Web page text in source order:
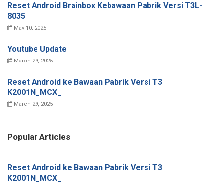
Reset Android Brainbox Kebawaan Pabrik Versi T3L-
8035
May 10, 2025
Youtube Update
March 29, 2025
Reset Android ke Bawaan Pabrik Versi T3
K2001N_MCX_
March 29, 2025
Popular Articles
Reset Android ke Bawaan Pabrik Versi T3
K2001N_MCX_